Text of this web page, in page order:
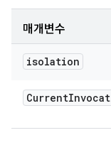
매개변수
isolation
Current